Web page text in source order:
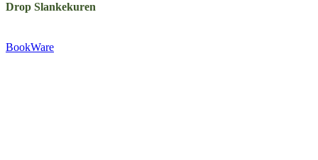
Drop Slankekuren
BookWare